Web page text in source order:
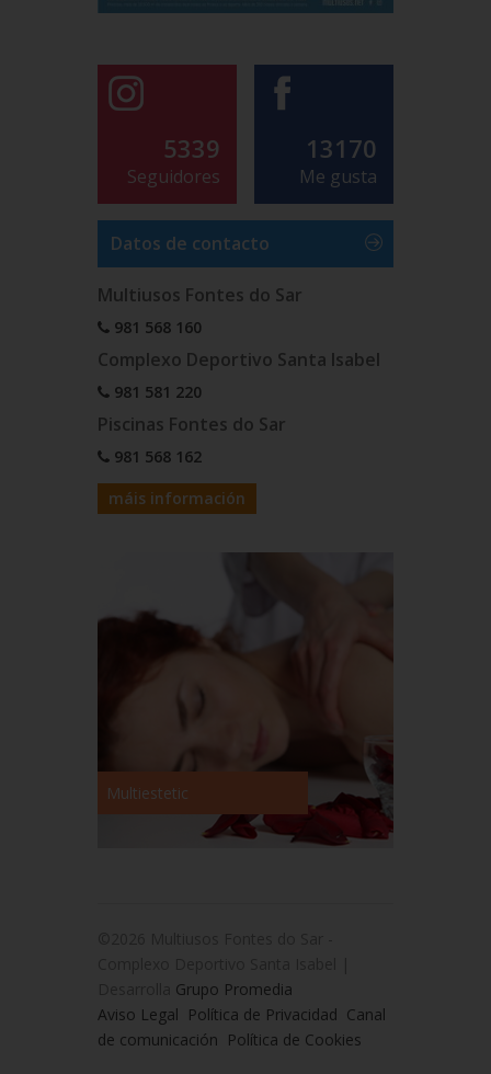
5339
Seguidores
13170
Me gusta
Datos de contacto
Multiusos Fontes do Sar
981 568 160
Complexo Deportivo Santa Isabel
981 581 220
Piscinas Fontes do Sar
981 568 162
máis información
Multiestetic
Grupo Promedia
Aviso Legal Política de Privacidad Canal
de comunicación Política de Cookies